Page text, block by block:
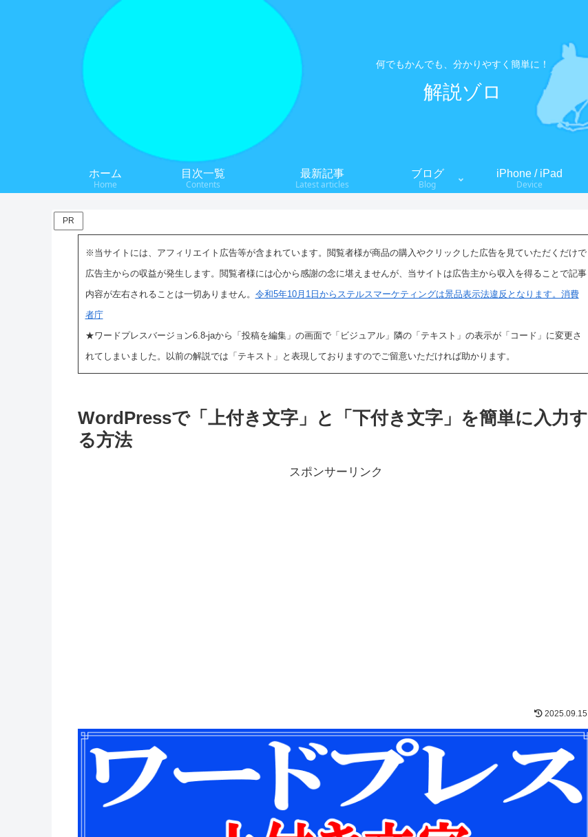
何でもかんでも、分かりやすく簡単に！
解説ゾロ
ホーム
Home
目次一覧
Contents
最新記事
Latest articles
ブログ
Blog
iPhone / iPad
Device
PR
※当サイトには、アフィリエイト広告等が含まれています。閲覧者様が商品の購入やクリックした広告を見ていただくだけで
広告主からの収益が発生します。閲覧者様には心から感謝の念に堪えませんが、当サイトは広告主から収入を得ることで記事
内容が左右されることは一切ありません。 令和5年10月1日からステルスマーケティングは景品表示法違反となります。消費
者庁
★ワードプレスバージョン6.8-jaから「投稿を編集」の画面で「ビジュアル」隣の「テキスト」の表示が「コード」に変更さ
れてしまいました。以前の解説では「テキスト」と表現しておりますのでご留意いただければ助かります。
WordPressで「上付き文字」と「下付き文字」を簡単に入力す
る方法
スポンサーリンク
2025.09.15